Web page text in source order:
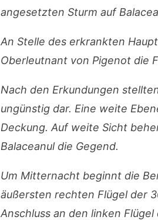
angesetzten Sturm auf
An Stelle des erkrankten
Oberleutnant von Pigenot die
Nach den Erkundungen
ungünstig dar. Eine weite
Deckung. Auf weite Sicht
Balaceanul die Gegend.
Um Mitternacht beginnt die
äußersten rechten Flügel der
Anschluss an den linken